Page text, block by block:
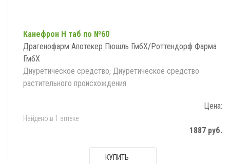
Канефрон Н таб по №60
Драгенофарм Апотекер Пюшль ГмбХ/Роттендорф Фарма
ГмбХ
Диуретическое средство, Диуретическое средство
растительного происхождения
Цена:
Найдено в 1 аптеке
1887 руб.
КУПИТЬ